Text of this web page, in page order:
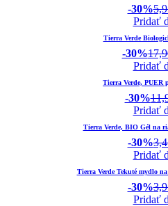
-30%
Pridať
Tierra Verde
-30%
Pridať
Tierra Verde, PUER
-30%
Pridať
Tierra Verde, BIO Gél na
-30%
Pridať
Tierra Verde Tekuté mydlo
-30%
Pridať